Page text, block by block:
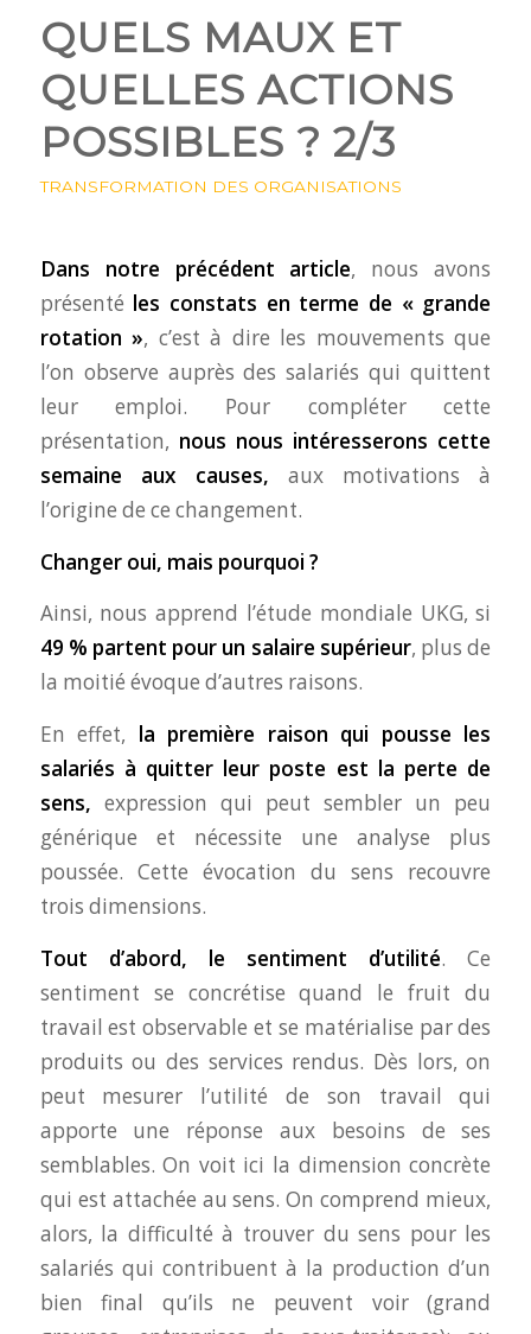
QUELS MAUX ET
QUELLES ACTIONS
POSSIBLES ? 2/3
TRANSFORMATION DES ORGANISATIONS
Dans notre précédent article, nous avons
présenté les constats en terme de « grande
rotation », c’est à dire les mouvements que
l’on observe auprès des salariés qui quittent
leur emploi. Pour compléter cette
présentation, nous nous intéresserons cette
semaine aux causes, aux motivations à
l’origine de ce changement.
Changer oui, mais pourquoi ?
Ainsi, nous apprend l’étude mondiale UKG, si
49 % partent pour un salaire supérieur, plus de
la moitié évoque d’autres raisons.
En effet, la première raison qui pousse les
salariés à quitter leur poste est la perte de
sens, expression qui peut sembler un peu
générique et nécessite une analyse plus
poussée. Cette évocation du sens recouvre
trois dimensions.
Tout d’abord, le sentiment d’utilité. Ce
sentiment se concrétise quand le fruit du
travail est observable et se matérialise par des
produits ou des services rendus. Dès lors, on
peut mesurer l’utilité de son travail qui
apporte une réponse aux besoins de ses
semblables. On voit ici la dimension concrète
qui est attachée au sens. On comprend mieux,
alors, la difficulté à trouver du sens pour les
salariés qui contribuent à la production d’un
bien final qu’ils ne peuvent voir (grand